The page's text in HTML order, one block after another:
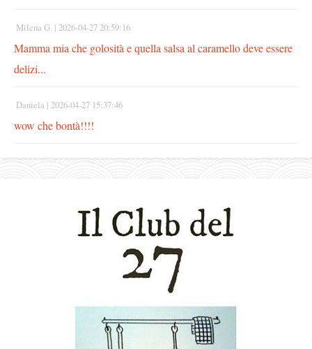
Milena G. | 2026-04-27 20:59:16
Mamma mia che golosità e quella salsa al caramello deve essere
delizi...
Daniela | 2026-04-27 15:37:46
wow che bontà!!!!